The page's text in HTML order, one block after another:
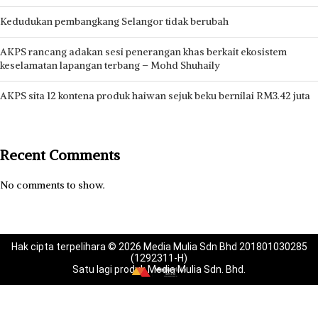
Kedudukan pembangkang Selangor tidak berubah
AKPS rancang adakan sesi penerangan khas berkait ekosistem
keselamatan lapangan terbang – Mohd Shuhaily
AKPS sita 12 kontena produk haiwan sejuk beku bernilai RM3.42 juta
Recent Comments
No comments to show.
Hak cipta terpelihara © 2026 Media Mulia Sdn Bhd 201801030285
(1292311-H)
Satu lagi produk Media Mulia Sdn. Bhd.